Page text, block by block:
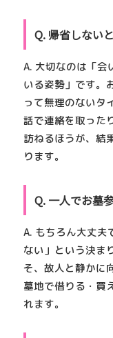
Q. 帰省しない
A. 大切なのは「会
いる姿勢」です。
って無理のないタ
話で連絡を取った
訪ねるほうが、結
ります。
Q. 一人でお墓
A. もちろん大丈夫
ない」という決ま
そ、故人と静かに
墓地で借りる・買
れます。